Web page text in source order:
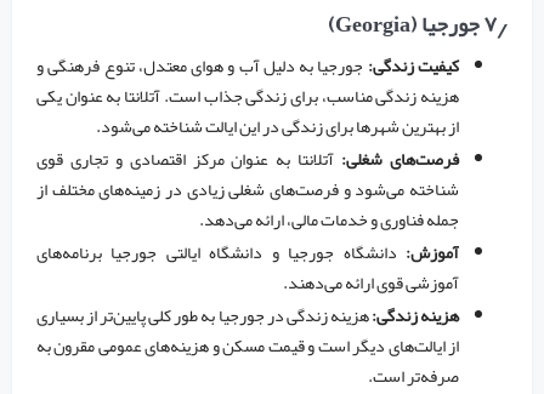
۷٫ جورجیا (Georgia)
کیفیت زندگی: جورجیا به دلیل آب و هوای معتدل، تنوع فرهنگی و
هزینه زندگی مناسب، برای زندگی جذاب است. آتلانتا به عنوان یکی
از بهترین شهرها برای زندگی در این ایالت شناخته می‌شود.
فرصت‌های شغلی: آتلانتا به عنوان مرکز اقتصادی و تجاری قوی
شناخته می‌شود و فرصت‌های شغلی زیادی در زمینه‌های مختلف از
جمله فناوری و خدمات مالی، ارائه می‌دهد.
آموزش: دانشگاه جورجیا و دانشگاه ایالتی جورجیا برنامه‌های
آموزشی قوی ارائه می‌دهند.
هزینه زندگی:هزینه زندگی در جورجیا به طور کلی پایین‌تر از بسیاری
از ایالت‌های دیگر است و قیمت مسکن و هزینه‌های عمومی مقرون به
صرفه‌تر است.